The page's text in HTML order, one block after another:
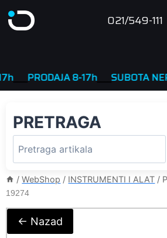
to
021/549-111
PRODAJA 8-17h____SUBOTA
PRETRAGA
/ WebShop / INSTRUMENTI I ALAT /
19274
← Nazad